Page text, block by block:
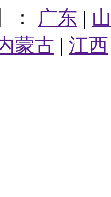
： 广东 |
蒙古 | 江西